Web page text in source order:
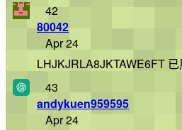
42
80042
Apr 24
LHJKJRLA8JKTAWE6FT
43
andykuen959595
Apr 24